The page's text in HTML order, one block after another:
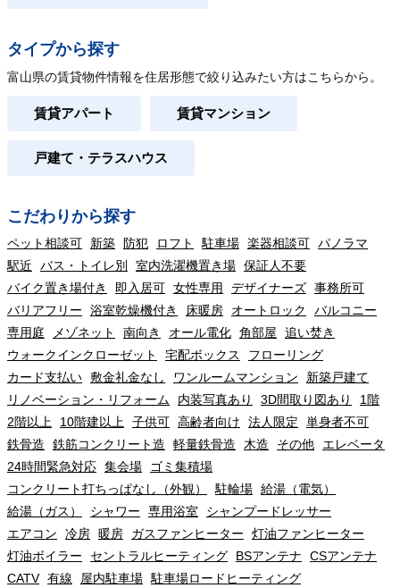
タイプから探す
富山県の賃貸物件情報を住居形態で絞り込みたい方はこちらから。
賃貸アパート 賃貸マンション
戸建て・テラスハウス
こだわりから探す
ペット相談可 新築 防犯 ロフト 駐車場 楽器相談可 パノラマ
駅近
バス・トイレ別 室内洗濯機置き場 保証人不要
バイク置き場付き
即入居可 女性専用 デザイナーズ 事務所可
バリアフリー
浴室乾燥機付き 床暖房 オートロック
バルコニー
専用庭
メゾネット 南向き オール電化 角部屋
追い焚き
ウォークインクローゼット
宅配ボックス
フローリング
カード支払い 敷金礼金なし ワンルームマンション
新築戸建て
リノベーション・リフォーム
内装写真あり 3D間取り図あり
1階
2階以上
10階建以上 子供可 高齢者向け 法人限定
単身者不可
鉄骨造
鉄筋コンクリート造 軽量鉄骨造 木造 その他
エレベータ
24時間緊急対応 集会場
ゴミ集積場
コンクリート打ちっぱなし（外観）
駐輪場 給湯（電気）
給湯（ガス）
シャワー 専用浴室
シャンプードレッサー
エアコン
冷房 暖房 ガスファンヒーター
灯油ファンヒーター
灯油ボイラー
セントラルヒーティング BSアンテナ
CSアンテナ
CATV 有線 屋内駐車場 駐車場ロードヒーティング